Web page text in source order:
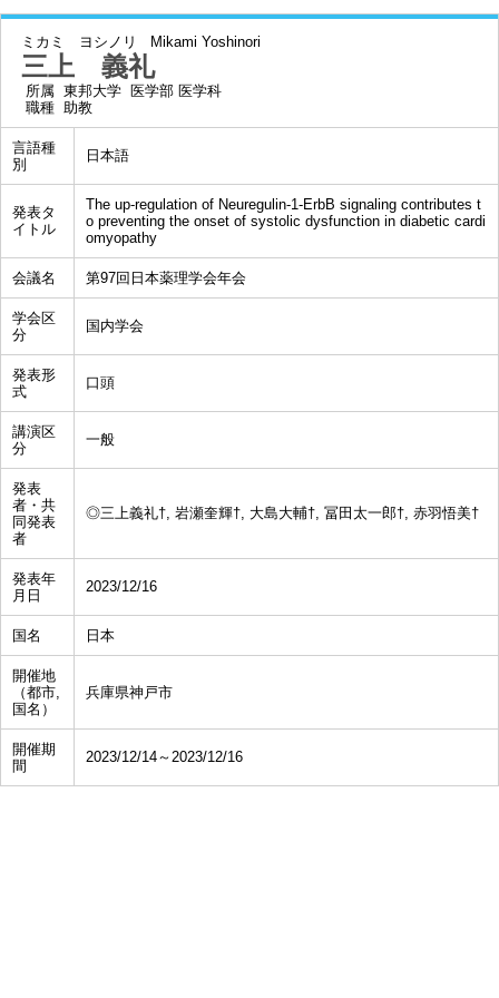
ミカミ ヨシノリ Mikami Yoshinori
三上 義礼
所属 東邦大学 医学部 医学科
職種 助教
言語種
別
日本語
発表タ
イトル
The up-regulation of Neuregulin-1-ErbB signaling contributes t
o preventing the onset of systolic dysfunction in diabetic cardi
omyopathy
会議名 第97回日本薬理学会年会
学会区
分
国内学会
発表形
式
口頭
講演区
分
一般
発表
者・共
同発表
者
◎三上義礼†, 岩瀬奎輝†, 大島大輔†, 冨田太一郎†, 赤羽悟美†
発表年
月日
2023/12/16
国名 日本
開催地
（都市,
国名）
兵庫県神戸市
開催期
間
2023/12/14～2023/12/16